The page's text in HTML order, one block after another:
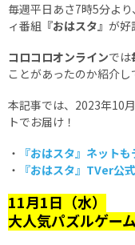
毎週平日あさ7時5分よ
ィ番組 『おはスタ』 が好
コロコロオンラインでは
ことがあったのか紹介
本記事では、2023年10
トでお届け！
・
『おはスタ』ネット
・
『おはスタ』TVer公
11月1日（水）
大人気パズルゲー